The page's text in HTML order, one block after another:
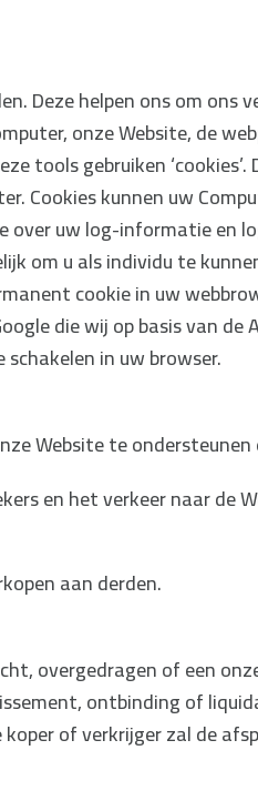
Deze helpen ons om ons
onze Website, de
tools gebruiken
Cookies kunnen uw
over uw log-informatie
om u als individu te
cookie in uw
die wij op basis van
in uw browser.
Website te
en het verkeer naar de
aan derden.
overgedragen of een
ontbinding of
of verkrijger zal de